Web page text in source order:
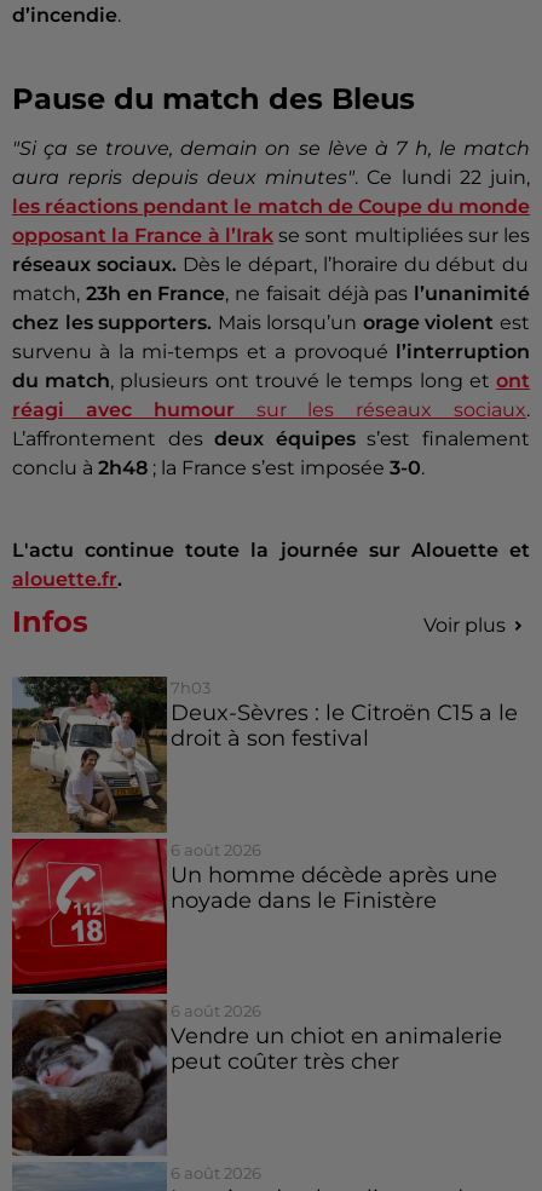
d’incendie.
Pause du match des Bleus
"Si ça se trouve, demain on se lève à 7 h, le match
aura repris depuis deux minutes". Ce lundi 22 juin,
les réactions pendant le match de Coupe du monde
opposant la France à l’Irakse sont multipliées sur les
réseaux sociaux. Dès le départ, l’horaire du début du
match, 23h en France, ne faisait déjà pas l’unanimité
chez les supporters. Mais lorsqu’un orage violentest
survenu à la mi-temps et a provoqué l’interruption
du match, plusieurs ont trouvé le temps long etont
réagi avec humour sur les réseaux sociaux.
L’affrontement desdeux équipess’est finalement
conclu à 2h48 ; la France s’est imposée 3-0.
L'actu continue toute la journée sur Alouette et
alouette.fr.
Infos Voir plus
7h03
Deux-Sèvres : le Citroën C15 a le
droit à son festival
6 août 2026
Un homme décède après une
noyade dans le Finistère
6 août 2026
Vendre un chiot en animalerie
peut coûter très cher
6 août 2026